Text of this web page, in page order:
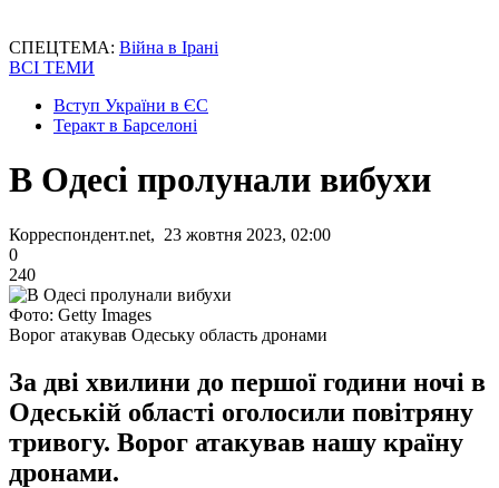
СПЕЦТЕМА: Війна в Ірані
ВСІ ТЕМИ
Вступ України в ЄС
Теракт в Барселоні
В Одесі пролунали вибухи
Корреспондент.net, 23 жовтня 2023, 02:00
0
240
Фото: Getty Images
Ворог атакував Одеську область дронами
За дві хвилини до першої години ночі в
Одеській області оголосили повітряну
тривогу. Ворог атакував нашу країну
дронами.